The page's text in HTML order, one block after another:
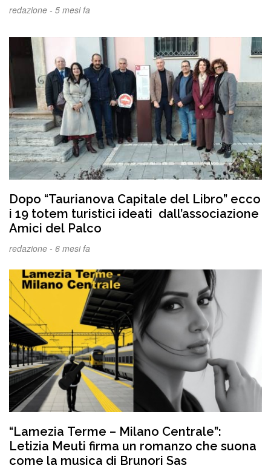
redazione - 5 mesi fa
Dopo “Taurianova Capitale del Libro” ecco
i 19 totem turistici ideati dall’associazione
Amici del Palco
redazione - 6 mesi fa
“Lamezia Terme – Milano Centrale”:
Letizia Meuti firma un romanzo che suona
come la musica di Brunori Sas